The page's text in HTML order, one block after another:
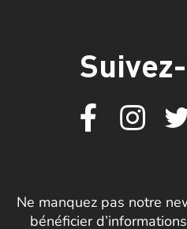
Ne manquez pas notre
bénéficier